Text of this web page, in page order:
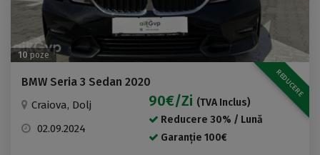
10 poze
REDUCERE
BMW Seria 3 Sedan 2020
90€/zi (TVA Inclus)
Reducere 30% / Lună
Garanție 100€
Craiova, Dolj
02.09.2024